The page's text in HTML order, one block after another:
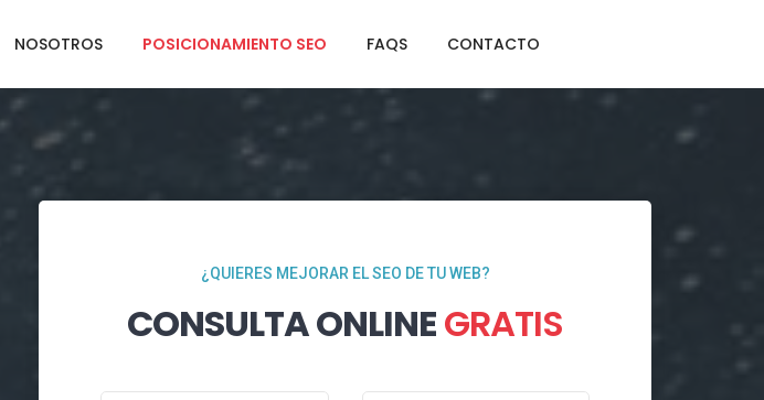
NOSOTROS POSICIONAMIENTO SEO FAQS CONTACTO
¿QUIERES MEJORAR EL SEO DE TU WEB?
CONSULTA ONLINEGRATIS